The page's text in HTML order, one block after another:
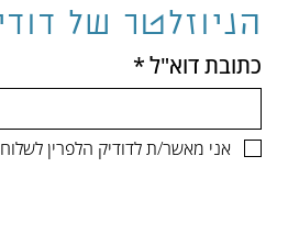
הניוזלטר של
כתובת דוא"ל*
אני מאשר/ת לדודיק הלפרין